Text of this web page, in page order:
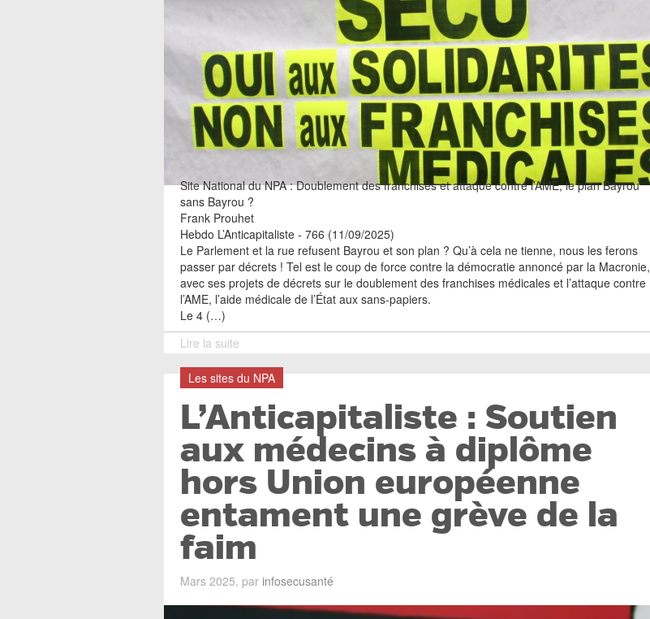
Site National du NPA : Doublement des franchises et attaque contre l’AME, le plan Bayrou
sans Bayrou ?
Frank Prouhet
Hebdo L’Anticapitaliste - 766 (11/09/2025)
Le Parlement et la rue refusent Bayrou et son plan ? Qu’à cela ne tienne, nous les ferons
passer par décrets ! Tel est le coup de force contre la démocratie annoncé par la Macronie,
avec ses projets de décrets sur le doublement des franchises médicales et l’attaque contre
l’AME, l’aide médicale de l’État aux sans-papiers.
Le 4 (…)
Lire la suite
Les sites du NPA
L’Anticapitaliste : Soutien
aux médecins à diplôme
hors Union européenne
entament une grève de la
faim
Mars 2025, par infosecusanté